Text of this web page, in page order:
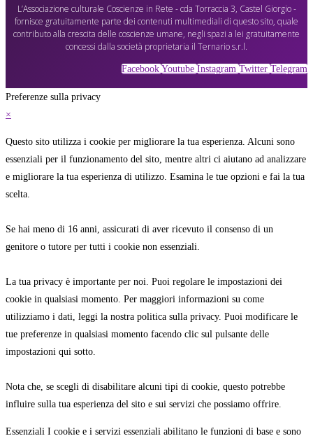
L’Associazione culturale Coscienze in Rete - cda Torraccia 3, Castel Giorgio -
fornisce gratuitamente parte dei contenuti multimediali di questo sito, quale
contributo alla crescita delle coscienze umane, negli spazi a lei gratuitamente
concessi dalla società proprietaria il Ternario s.r.l.
Facebook Youtube Instagram Twitter Telegram
Preferenze sulla privacy
×
Questo sito utilizza i cookie per migliorare la tua esperienza. Alcuni sono
essenziali per il funzionamento del sito, mentre altri ci aiutano ad analizzare
e migliorare la tua esperienza di utilizzo. Esamina le tue opzioni e fai la tua
scelta.
Se hai meno di 16 anni, assicurati di aver ricevuto il consenso di un
genitore o tutore per tutti i cookie non essenziali.
La tua privacy è importante per noi. Puoi regolare le impostazioni dei
cookie in qualsiasi momento. Per maggiori informazioni su come
utilizziamo i dati, leggi la nostra politica sulla privacy. Puoi modificare le
tue preferenze in qualsiasi momento facendo clic sul pulsante delle
impostazioni qui sotto.
Nota che, se scegli di disabilitare alcuni tipi di cookie, questo potrebbe
influire sulla tua esperienza del sito e sui servizi che possiamo offrire.
Essenziali I cookie e i servizi essenziali abilitano le funzioni di base e sono